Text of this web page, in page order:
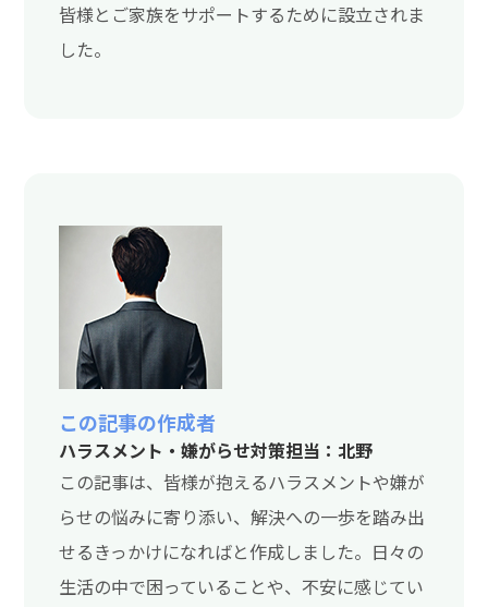
皆様とご家族をサポートするために設立されま
した。
この記事の作成者
ハラスメント・嫌がらせ対策担当：北野
この記事は、皆様が抱えるハラスメントや嫌が
らせの悩みに寄り添い、解決への一歩を踏み出
せるきっかけになればと作成しました。日々の
生活の中で困っていることや、不安に感じてい